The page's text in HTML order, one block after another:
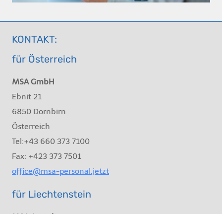
KONTAKT:
für Österreich
MSA GmbH
Ebnit 21
6850 Dornbirn
Österreich
Tel:+43 660 373 7100
Fax: +423 373 7501
office@msa-personal.jetzt
für Liechtenstein